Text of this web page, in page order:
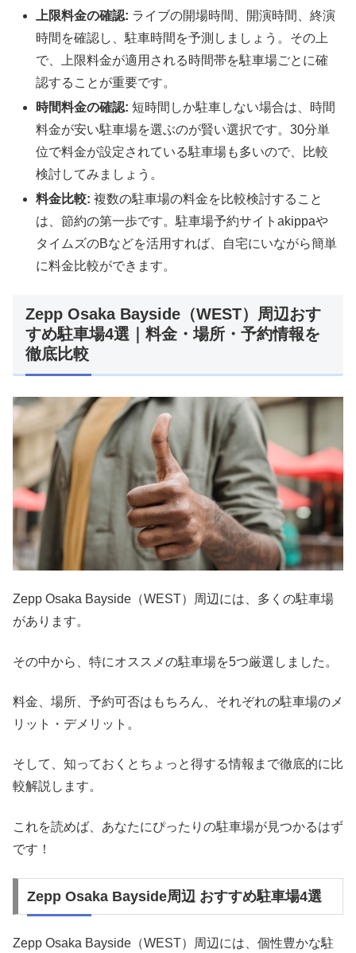
上限料金の確認: ライブの開場時間、開演時間、終演
時間を確認し、駐車時間を予測しましょう。その上
で、上限料金が適用される時間帯を駐車場ごとに確
認することが重要です。
時間料金の確認: 短時間しか駐車しない場合は、時間
料金が安い駐車場を選ぶのが賢い選択です。30分単
位で料金が設定されている駐車場も多いので、比較
検討してみましょう。
料金比較: 複数の駐車場の料金を比較検討すること
は、節約の第一歩です。駐車場予約サイトakippaや
タイムズのBなどを活用すれば、自宅にいながら簡単
に料金比較ができます。
Zepp Osaka Bayside（WEST）周辺おす
すめ駐車場4選｜料金・場所・予約情報を
徹底比較
Zepp Osaka Bayside（WEST）周辺には、多くの駐車場
があります。
その中から、特にオススメの駐車場を5つ厳選しました。
料金、場所、予約可否はもちろん、それぞれの駐車場のメ
リット・デメリット。
そして、知っておくとちょっと得する情報まで徹底的に比
較解説します。
これを読めば、あなたにぴったりの駐車場が見つかるはず
です！
Zepp Osaka Bayside周辺 おすすめ駐車場4選
Zepp Osaka Bayside（WEST）周辺には、個性豊かな駐